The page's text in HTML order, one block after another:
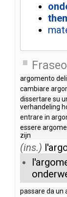
argomento
cambiare
dissertare su
verhandeling
entrare in
essere
zijn
(ins.)
passare da un